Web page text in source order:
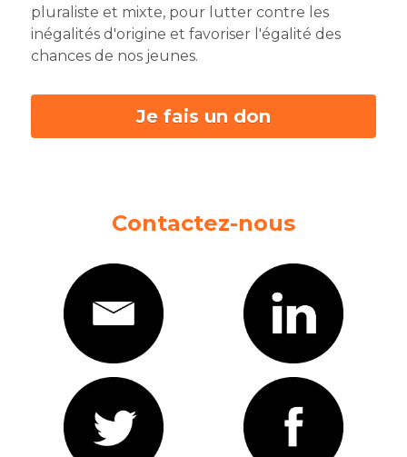
pluraliste et mixte, pour lutter contre les
inégalités d'origine et favoriser l'égalité des
chances de nos jeunes.
Je fais un don
Contactez-nous